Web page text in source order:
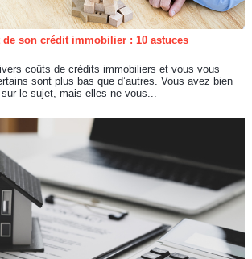
de son crédit immobilier : 10 astuces
coûts de crédits immobiliers et vous vous
sont plus bas que d’autres. Vous avez bien
le sujet, mais elles ne vous...